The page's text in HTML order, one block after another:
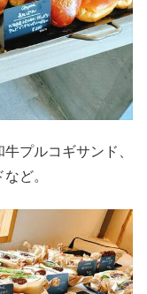
プルコギサンド、
ど。